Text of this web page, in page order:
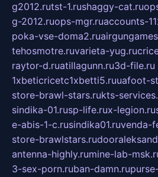
g2012.rutst-1.rushaggy-cat.ru
g-2012.ruops-mgr.ruaccounts-
poka-vse-doma2.ru
tehosmotre.ruvarieta-yug.ru
raytor-d.ruatillagunn.ru3d-file.ru
1xbeticricetc1xbetti5.ruuafoot-
store-brawl-stars.rukts-
sindika-01.rusp-life.rux-legion.ru
e-abis-1-c.rusindika01.ruvenda-
store-brawlstars.ru
antenna-highly.rumine-lab-
3-sex-porn.ruban-damn.ru